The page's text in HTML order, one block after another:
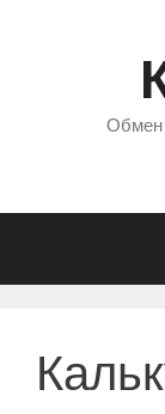
Обмен